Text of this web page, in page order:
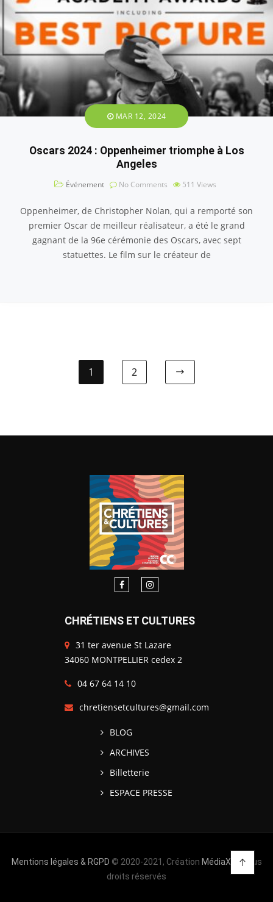
MAR 12, 2024
Oscars 2024 : Oppenheimer triomphe à Los
Angeles
Événement No Comments 511 Views
Oppenheimer, de Christopher Nolan, qui a remporté son
premier Oscar de meilleur réalisateur, a été le grand
gagnant de la 96e cérémonie des Oscars, avec sept
statuettes. Le film sur le créateur de
1 2
CHRÉTIENS ET CULTURES
31 ter avenue St Lazare
34060 MONTPELLIER cedex 2
04 67 64 14 10
chretiensetcultures@gmail.com
BLOG
ARCHIVES
Billetterie
ESPACE PRESSE
Mentions légales & RGPD © 2020-2021, Création MédiaXV
| Tous
droits réservés